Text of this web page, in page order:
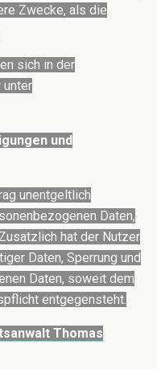
Zwecke, als die
sich in der
unter
und
unentgeltlich
Daten,
hat der Nutzer
Daten, Sperrung und
Daten, soweit dem
entgegensteht.
Thomas